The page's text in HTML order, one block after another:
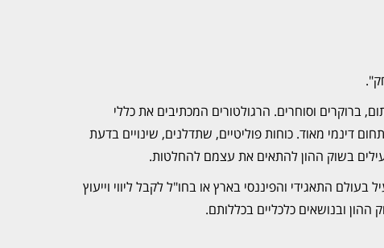
ברוקרים וסוחרים. הרגולטורים המכתיבים את כללי
דינמי מאוד. כוחות פוליטיים, שתדלנים, שינויים בדעת
בשוק ההון להתאים את עצמם להחלטות.
התאגידי והפיננסי בארץ או בחו"ל לקבל ליווי וייעוץ
ובנושאים כלכליים בכללותם.